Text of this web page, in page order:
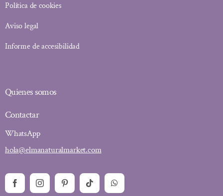
Política de cookies
Aviso legal
Informe de accesibilidad
Quienes somos
Contactar
WhatsApp
hola@elmanaturalmarket.com